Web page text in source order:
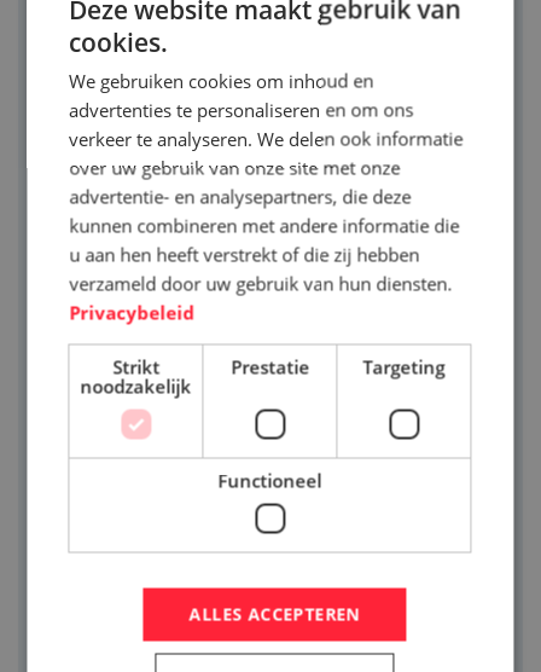
SLIJTAGE
Harde deeltjes zorgen voor abrasieve slijtage. In
het dagelijks leven is een bekende vorm van
abrasieve slijtage het schuren met schuurpapier.
Abrasieve slijtage vindt ook plaats wanneer een
medium met zand door een goot of buis stroomt.
De zandkorrels ‘verspanen’ het oppervlak. Een
ander voorbeeld is vervuilde smeerolie. De harde
delen in de vervuilde olie veroorzaken een
verspanende beweging tussen bijvoorbeeld
lagers of tandwielen, met name wanneer de
oppervlakken van deze materialen onvoldoende
slijtvast zijn.
Deze website maakt gebruik van
cookies.
We gebruiken cookies om inhoud en
advertenties te personaliseren en om ons
verkeer te analyseren. We delen ook informatie
over uw gebruik van onze site met onze
advertentie- en analysepartners, die deze
kunnen combineren met andere informatie die
u aan hen heeft verstrekt of die zij hebben
verzameld door uw gebruik van hun diensten.
Privacybeleid
Strikt
noodzakelijk
Prestatie Targeting
Functioneel
ALLES ACCEPTEREN